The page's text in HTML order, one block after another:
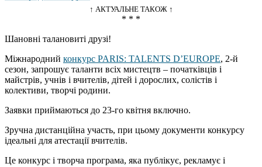
↑ АКТУАЛЬНЕ ТАКОЖ ↑
* * *
Шановні талановиті друзі!
Міжнародний конкурс PARIS: TALENTS D’EUROPE, 2-й
сезон, запрошує таланти всіх мистецтв – початківців і
майстрів, учнів і вчителів, дітей і дорослих, солістів і
колективи, творчі родини.
Заявки приймаються до 23-го квітня включно.
Зручна дистанційна участь, при цьому документи конкурсу
ідеальні для атестації вчителів.
Це конкурс і творча програма, яка публікує, рекламує і